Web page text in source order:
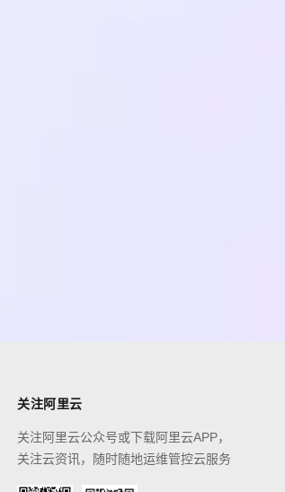
关注阿里云
关注阿里云公众号或下载阿里云APP，
关注云资讯，随时随地运维管控云服务